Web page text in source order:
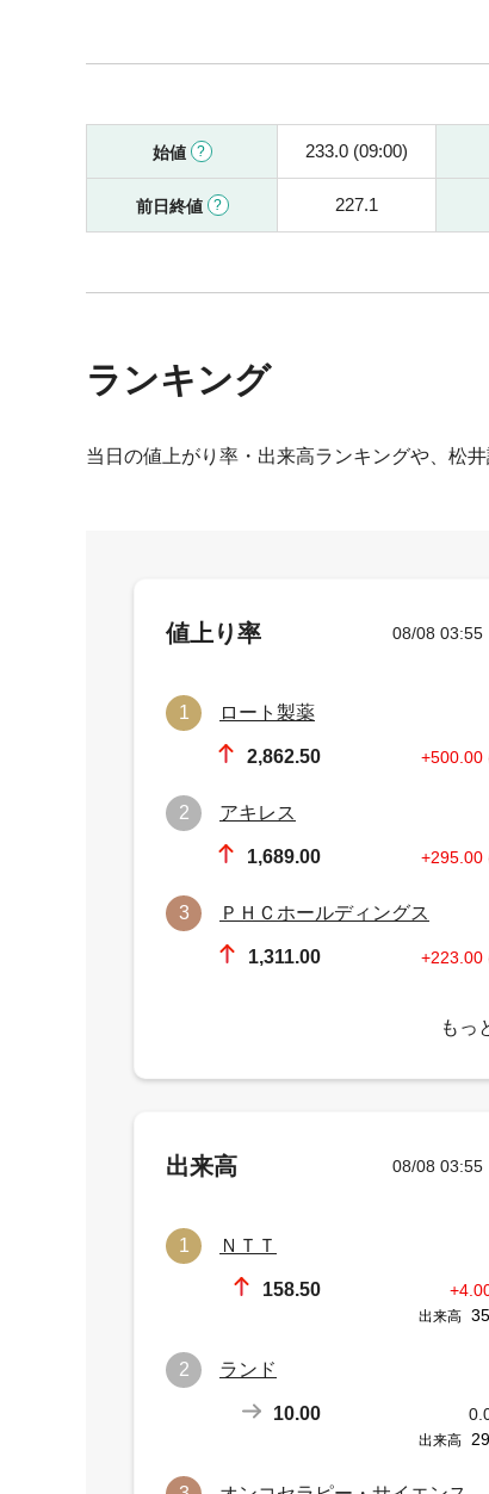
始値 233.0 (09:00)
前日終値 227.1
ランキング
当日の値上がり率・出来高ランキングや、松